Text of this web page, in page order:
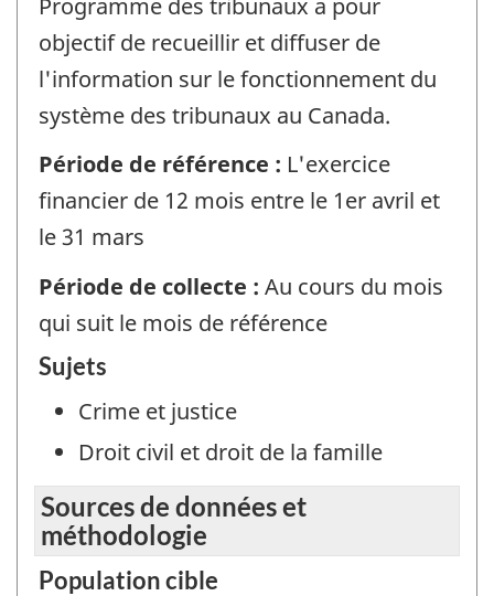
objectif de recueillir et diffuser de
l'information sur le fonctionnement du
système des tribunaux au Canada.
Période de référence : L'exercice
financier de 12 mois entre le 1er avril et
le 31 mars
Période de collecte : Au cours du mois
qui suit le mois de référence
Sujets
Crime et justice
Droit civil et droit de la famille
Sources de données et
méthodologie
Population cible